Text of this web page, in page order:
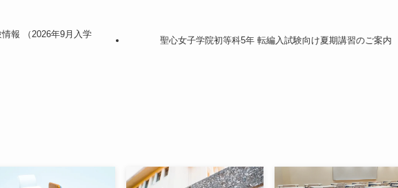
報 （2026年9月入学
聖心女子学院初等科5年 転編入試験向け夏期講習のご案内